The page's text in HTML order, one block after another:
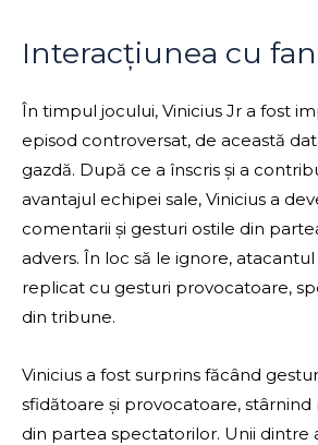
Interacțiunea cu
În timpul jocului, Vinicius Jr a fost
episod controversat, de această
gazdă. După ce a înscris și a
avantajul echipei sale, Vinicius a
comentarii și gesturi ostile din
advers. În loc să le ignore, atacantul
replicat cu gesturi provocatoare,
din tribune.
Vinicius a fost surprins făcând
sfidătoare și provocatoare,
din partea spectatorilor. Unii dintre